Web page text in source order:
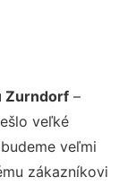
Zurndorf –
veľké
veľmi
zákazníkovi